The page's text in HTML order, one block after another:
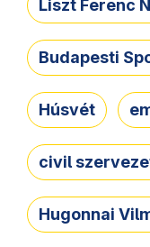
Liszt Ferenc
Budapesti
Húsvét
civil
Hugonnai